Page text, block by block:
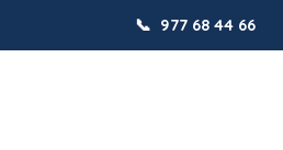
📞 977 68 44 66